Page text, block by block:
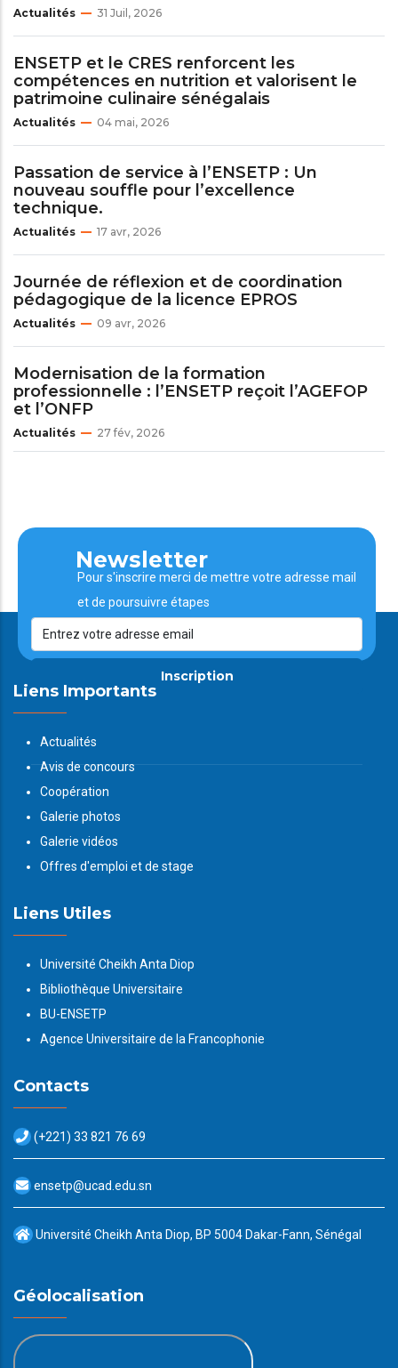
Actualités 31 Juil, 2026
ENSETP et le CRES renforcent les
compétences en nutrition et valorisent le
patrimoine culinaire sénégalais
Actualités 04 mai, 2026
Passation de service à l’ENSETP : Un
nouveau souffle pour l’excellence
technique.
Actualités 17 avr, 2026
Journée de réflexion et de coordination
pédagogique de la licence EPROS
Actualités 09 avr, 2026
Modernisation de la formation
professionnelle : l’ENSETP reçoit l’AGEFOP
et l’ONFP
Actualités 27 fév, 2026
Newsletter
Pour s'inscrire merci de mettre votre adresse mail
et de poursuivre étapes
Inscription
Liens Importants
Actualités
Avis de concours
Coopération
Galerie photos
Galerie vidéos
Offres d'emploi et de stage
Liens Utiles
Université Cheikh Anta Diop
Bibliothèque Universitaire
BU-ENSETP
Agence Universitaire de la Francophonie
Contacts
(+221) 33 821 76 69
ensetp@ucad.edu.sn
Université Cheikh Anta Diop, BP 5004 Dakar-Fann, Sénégal
Géolocalisation